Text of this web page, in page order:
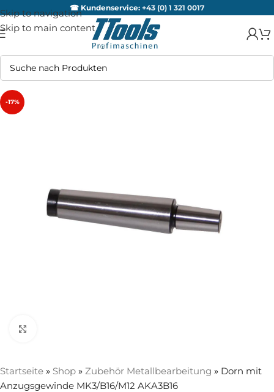
Skip to navigation
Skip to main content
☎ Kundenservice: +43 (0) 1 321 0017
-17%
Startseite » Shop » Zubehör Metallbearbeitung » Dorn mit
Anzugsgewinde MK3/B16/M12 AKA3B16